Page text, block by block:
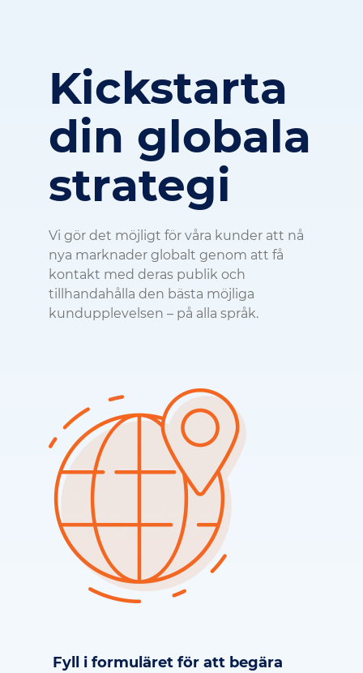
Kickstarta
din globala
strategi
Vi gör det möjligt för våra kunder att nå
nya marknader globalt genom att få
kontakt med deras publik och
tillhandahålla den bästa möjliga
kundupplevelsen – på alla språk.
Fyll i formuläret för att begära